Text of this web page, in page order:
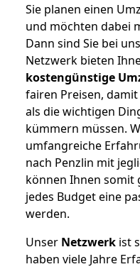
Sie planen einen
und möchten dabei
Dann sind Sie bei
Netzwerk bieten
kostengünstige
fairen Preisen,
als die wichtigen
kümmern müssen.
umfangreiche
nach Penzlin mit
können Ihnen somit
jedes Budget eine
werden.
Unser Netzwerk ist
haben viele Jahre